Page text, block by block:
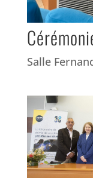
Salle